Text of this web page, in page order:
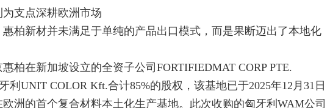
支点深耕欧洲市场
新材并未满足于单纯的产品出口模式，而是果断迈出了本地化
在新加坡设立的全资子公司FORTIFIEDMAT CORP PTE.
利UNIT COLOR Kft.合计85%的股权，该基地已于2025年12月31日
洲的首个复合材料本土化生产基地。此次收购的匈牙利WAM公司